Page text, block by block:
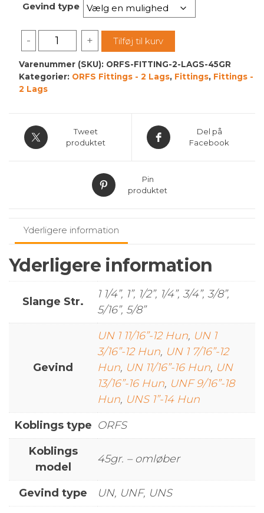
Gevind type
-
ORFS
Fitting
2
Lags
-
+ Tilføj til kurv
Varenummer (SKU): ORFS-FITTING-2-LAGS-45GR
Kategorier: ORFS Fittings - 2 Lags, Fittings, Fittings -
2 Lags
Tweet
produktet
Del på
Facebook
Pin
produktet
Yderligere information
Yderligere information
Slange Str.
1 1/4”, 1”, 1/2”, 1/4”, 3/4”, 3/8”,
5/16”, 5/8”
Gevind
UN 1 11/16”-12 Hun, UN 1
3/16”-12 Hun, UN 1 7/16”-12
Hun, UN 11/16”-16 Hun, UN
13/16”-16 Hun, UNF 9/16”-18
Hun, UNS 1”-14 Hun
Koblings type ORFS
Koblings
model
45gr. – omløber
Gevind type UN, UNF, UNS